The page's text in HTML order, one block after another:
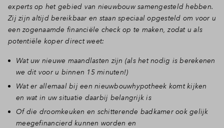
experts op het gebied van nieuwbouw samengesteld hebben.
Zij zijn altijd bereikbaar en staan speciaal opgesteld om voor u
een zogenaamde financiële check op te maken, zodat u als
potentiële koper direct weet:
Wat uw nieuwe maandlasten zijn (als het nodig is berekenen
we dit voor u binnen 15 minuten!)
Wat er allemaal bij een nieuwbouwhypotheek komt kijken
en wat in uw situatie daarbij belangrijk is
Of die droomkeuken en schitterende badkamer ook gelijk
meegefinancierd kunnen worden en